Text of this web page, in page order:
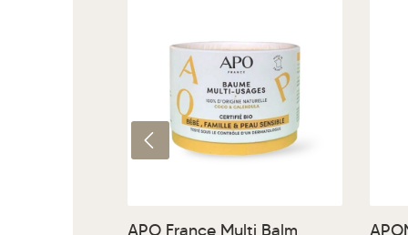
Produkt Anzahl: Gib den
APO France Multi Balm